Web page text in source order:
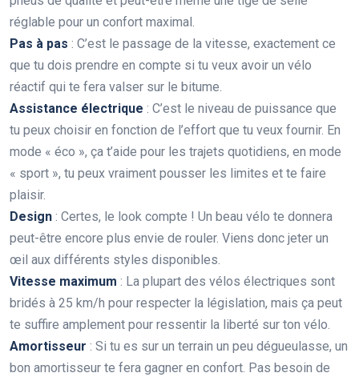
réglable pour un confort maximal.
Pas à pas : C’est le passage de la vitesse, exactement ce
que tu dois prendre en compte si tu veux avoir un vélo
réactif qui te fera valser sur le bitume.
Assistance électrique : C’est le niveau de puissance que
tu peux choisir en fonction de l’effort que tu veux fournir. En
mode « éco », ça t’aide pour les trajets quotidiens, en mode
« sport », tu peux vraiment pousser les limites et te faire
plaisir.
Design : Certes, le look compte ! Un beau vélo te donnera
peut-être encore plus envie de rouler. Viens donc jeter un
œil aux différents styles disponibles.
Vitesse maximum : La plupart des vélos électriques sont
bridés à 25 km/h pour respecter la législation, mais ça peut
te suffire amplement pour ressentir la liberté sur ton vélo.
Amortisseur : Si tu es sur un terrain un peu dégueulasse, un
bon amortisseur te fera gagner en confort. Pas besoin de